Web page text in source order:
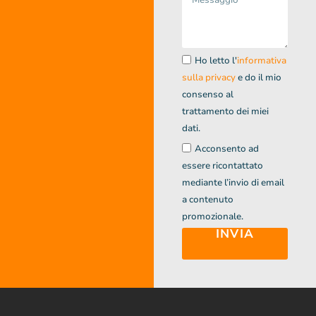
Ho letto l'informativa
sulla privacye do il mio
consenso al
trattamento dei miei
dati.
Acconsento ad
essere ricontattato
mediante l’invio di email
a contenuto
promozionale.
INVIA